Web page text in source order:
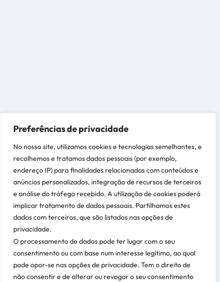
Preferências de privacidade
No nosso site, utilizamos cookies e tecnologias semelhantes, e
recolhemos e tratamos dados pessoais (por exemplo,
endereço IP) para finalidades relacionadas com conteúdos e
anúncios personalizados, integração de recursos de terceiros
e análise do tráfego recebido. A utilização de cookies poderá
implicar tratamento de dados pessoais. Partilhamos estes
dados com terceiros, que são listados nas opções de
privacidade.
O processamento de dados pode ter lugar com o seu
consentimento ou com base num interesse legítimo, ao qual
pode opor-se nas opções de privacidade. Tem o direito de
não consentir e de alterar ou revogar o seu consentimento